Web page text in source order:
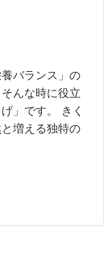
バランス」の
んな時に役立
」です。 きく
増える独特の